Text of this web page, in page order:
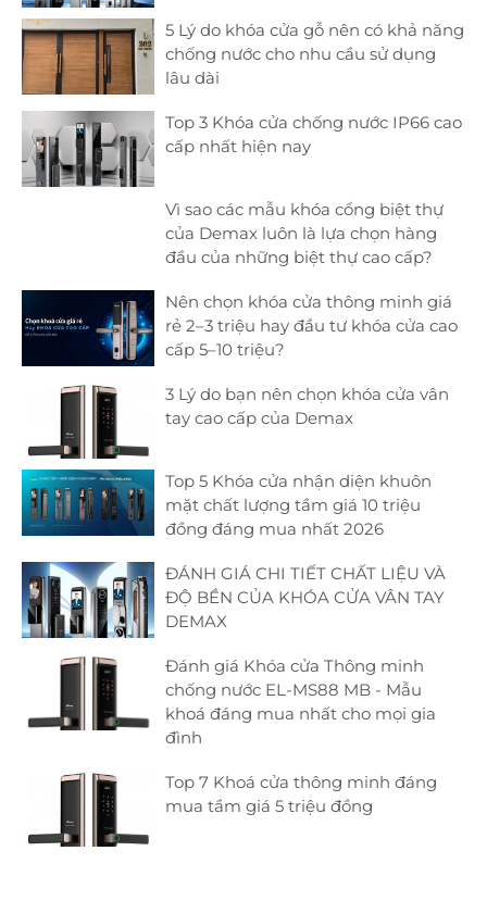
5 Lý do khóa cửa gỗ nên có khả năng
chống nước cho nhu cầu sử dụng
lâu dài
Top 3 Khóa cửa chống nước IP66 cao
cấp nhất hiện nay
Vì sao các mẫu khóa cổng biệt thự
của Demax luôn là lựa chọn hàng
đầu của những biệt thự cao cấp?
Nên chọn khóa cửa thông minh giá
rẻ 2–3 triệu hay đầu tư khóa cửa cao
cấp 5–10 triệu?
3 Lý do bạn nên chọn khóa cửa vân
tay cao cấp của Demax
Top 5 Khóa cửa nhận diện khuôn
mặt chất lượng tầm giá 10 triệu
đồng đáng mua nhất 2026
ĐÁNH GIÁ CHI TIẾT CHẤT LIỆU VÀ
ĐỘ BỀN CỦA KHÓA CỬA VÂN TAY
DEMAX
Đánh giá Khóa cửa Thông minh
chống nước EL-MS88 MB - Mẫu
khoá đáng mua nhất cho mọi gia
đình
Top 7 Khoá cửa thông minh đáng
mua tầm giá 5 triệu đồng